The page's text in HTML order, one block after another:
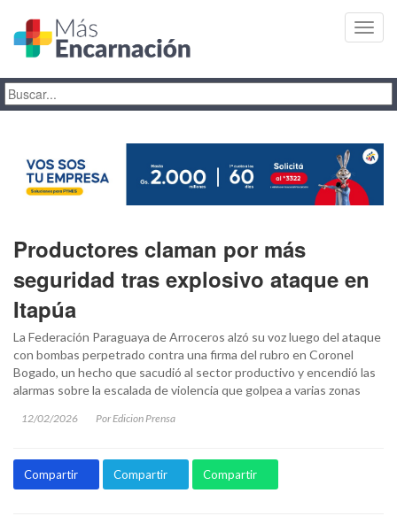
Productores claman por más
seguridad tras explosivo ataque en
Itapúa
La Federación Paraguaya de Arroceros alzó su voz luego del ataque
con bombas perpetrado contra una firma del rubro en Coronel
Bogado, un hecho que sacudió al sector productivo y encendió las
alarmas sobre la escalada de violencia que golpea a varias zonas
12/02/2026 Por Edicion Prensa
Compartir Compartir Compartir